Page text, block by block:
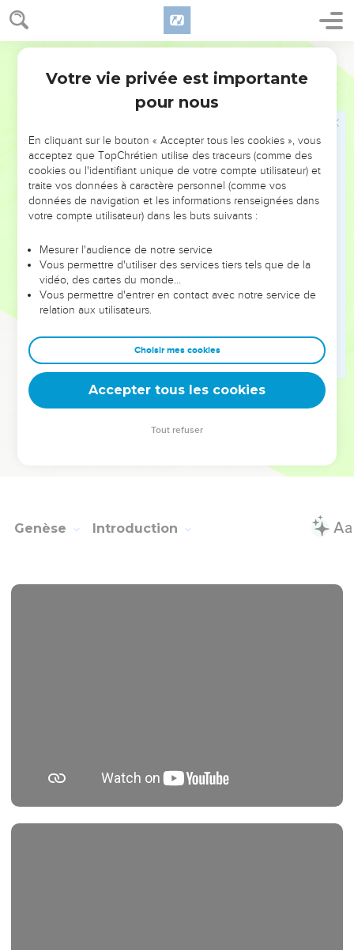
NE MANQUEZ PAS L’ÉVÉNEMENT
DE L’ANNÉE !
ET SI LEURS ERREURS POUVAIENT VOUS ÉVITER LES
VOTRES ?
leur foi ou leur vision. Mais on voit moins les doutes, les erreurs
et les saisons difficiles qu'ils ont traversés, alors même que ce
sont elles qui les ont façonnés.
Dans cette conférence, leaders, entrepreneurs, et responsables
clés pour avancer avec plus de sagesse afin que leurs erreurs
deviennent vos tremplins. Que vous guidiez un ministère, une
équipe, un groupe ou une famille, leur expérience est faite
Genèse Introduction
Votre vie privée est importante
pour nous
En cliquant sur le bouton « Accepter tous les cookies », vous
acceptez que TopChrétien utilise des traceurs (comme des
cookies ou l'identifiant unique de votre compte utilisateur) et
traite vos données à caractère personnel (comme vos
données de navigation et les informations renseignées dans
votre compte utilisateur) dans les buts suivants :
Mesurer l'audience de notre service
Vous permettre d'utiliser des services tiers tels que de la
vidéo, des cartes du monde…
Vous permettre d'entrer en contact avec notre service de
relation aux utilisateurs.
Choisir mes cookies
Accepter tous les cookies
Tout refuser